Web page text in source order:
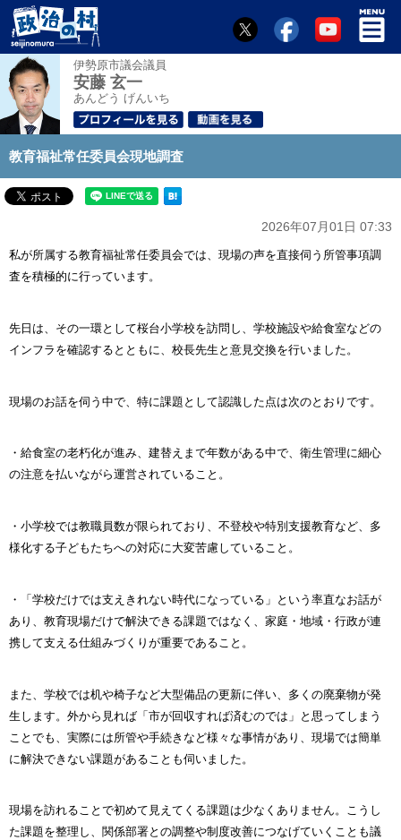
伊勢原市議会議員
安藤 玄一
あんどう げんいち
教育福祉常任委員会現地調査
2026年07月01日 07:33
私が所属する教育福祉常任委員会では、現場の声を直接伺う所管事項調
査を積極的に行っています。
先日は、その一環として桜台小学校を訪問し、学校施設や給食室などの
インフラを確認するとともに、校長先生と意見交換を行いました。
現場のお話を伺う中で、特に課題として認識した点は次のとおりです。
・給食室の老朽化が進み、建替えまで年数がある中で、衛生管理に細心
の注意を払いながら運営されていること。
・小学校では教職員数が限られており、不登校や特別支援教育など、多
様化する子どもたちへの対応に大変苦慮していること。
・「学校だけでは支えきれない時代になっている」という率直なお話が
あり、教育現場だけで解決できる課題ではなく、家庭・地域・行政が連
携して支える仕組みづくりが重要であること。
また、学校では机や椅子など大型備品の更新に伴い、多くの廃棄物が発
生します。外から見れば「市が回収すれば済むのでは」と思ってしまう
ことでも、実際には所管や手続きなど様々な事情があり、現場では簡単
に解決できない課題があることも伺いました。
現場を訪れることで初めて見えてくる課題は少なくありません。こうし
た課題を整理し、関係部署との調整や制度改善につなげていくことも議